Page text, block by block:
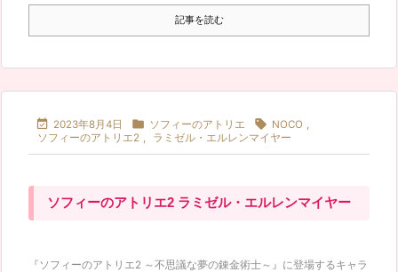
記事を読む
 2023年8月4日  ソフィーのアトリエ  NOCO ,
ソフィーのアトリエ2 , ラミゼル・エルレンマイヤー
ソフィーのアトリエ2 ラミゼル・エルレンマイヤー
『ソフィーのアトリエ2 ～不思議な夢の錬金術士～』に登場するキャラ